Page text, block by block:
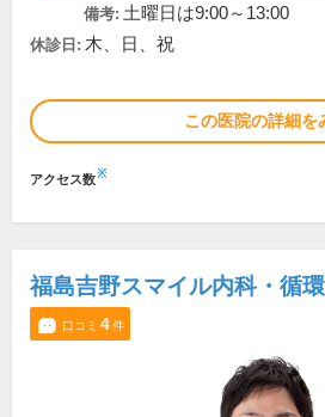
備考: 土曜日は9:00～13:00
休診日: 木、日、祝
この医院の詳細を
アクセス数※
福島吉野スマイル内科・循
口コミ 4件